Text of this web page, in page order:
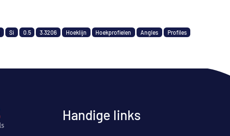
Si 0.5 3.3206 Hoeklijn Hoekprofielen Angles Profiles
Handige links